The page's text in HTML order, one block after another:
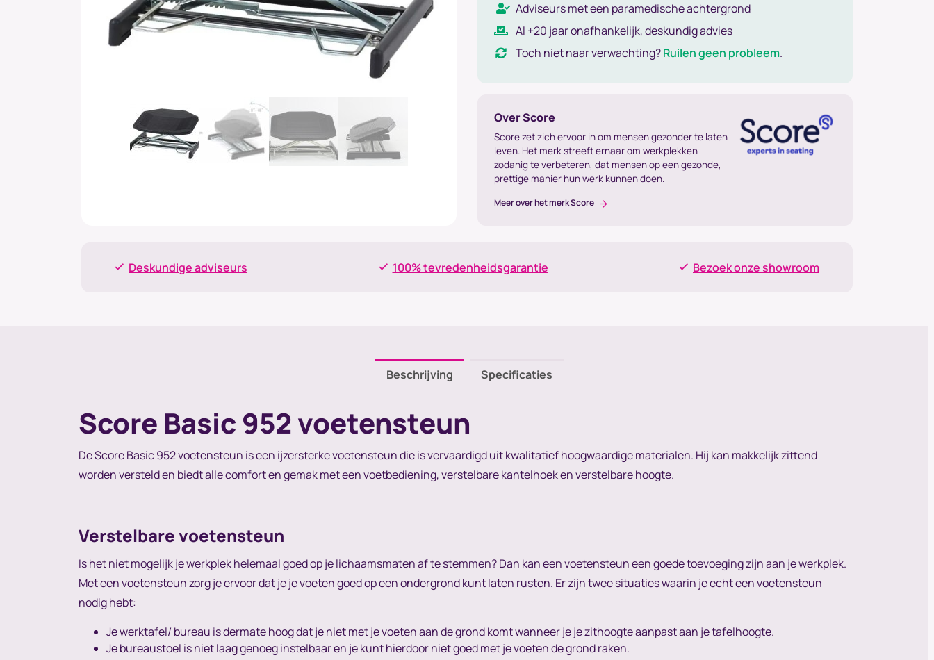
Adviseurs met een paramedische achtergrond
Al +20 jaar onafhankelijk, deskundig advies
Toch niet naar verwachting?Ruilen geen probleem.
Over Score
Score zet zich ervoor in om mensen gezonder te laten
leven. Het merk streeft ernaar om werkplekken
zodanig te verbeteren, dat mensen op een gezonde,
prettige manier hun werk kunnen doen.
Meer over het merk Score
Deskundige adviseurs 100% tevredenheidsgarantie Bezoek onze showroom
Beschrijving Specificaties
Score Basic 952 voetensteun
De Score Basic 952 voetensteun is een ijzersterke voetensteun die is vervaardigd uit kwalitatief hoogwaardige materialen. Hij kan makkelijk zittend
worden versteld en biedt alle comfort en gemak met een voetbediening, verstelbare kantelhoek en verstelbare hoogte.
Verstelbare voetensteun
Is het niet mogelijk je werkplek helemaal goed op je lichaamsmaten af te stemmen? Dan kan een voetensteun een goede toevoeging zijn aan je werkplek.
Met een voetensteun zorg je ervoor dat je je voeten goed op een ondergrond kunt laten rusten. Er zijn twee situaties waarin je echt een voetensteun
nodig hebt:
Je werktafel/ bureau is dermate hoog dat je niet met je voeten aan de grond komt wanneer je je zithoogte aanpast aan je tafelhoogte.
Je bureaustoel is niet laag genoeg instelbaar en je kunt hierdoor niet goed met je voeten de grond raken.